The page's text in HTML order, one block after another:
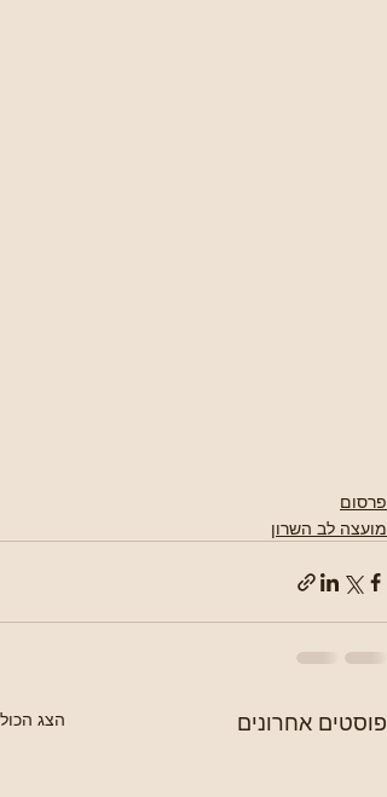
פרסום
מועצה לב השרון
פוסטים אחרונים הצג הכול